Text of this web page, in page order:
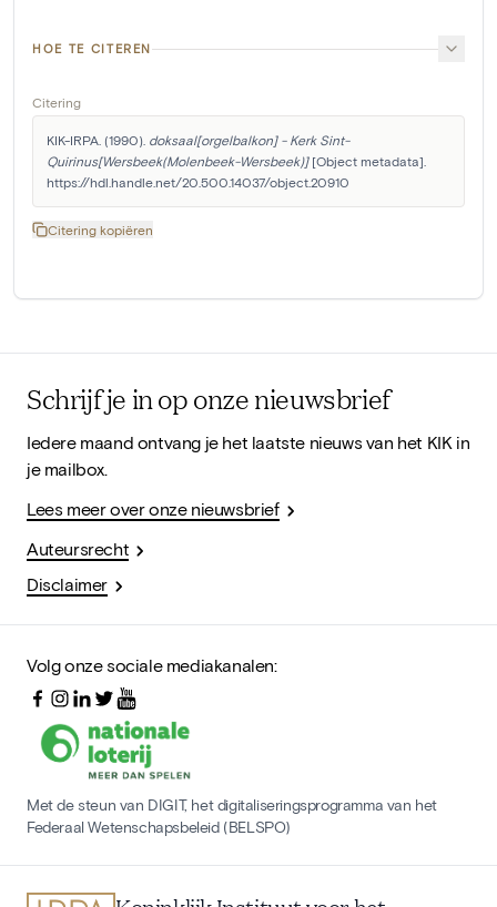
HOE TE CITEREN
Citering
KIK-IRPA. (1990). doksaal[orgelbalkon] - Kerk Sint-
Quirinus[Wersbeek(Molenbeek-Wersbeek)] [Object metadata].
https://hdl.handle.net/20.500.14037/object.20910
Citering kopiëren
Schrijf je in op onze nieuwsbrief
Iedere maand ontvang je het laatste nieuws van het KIK in
je mailbox.
Lees meer over onze nieuwsbrief
Auteursrecht
Disclaimer
Volg onze sociale mediakanalen:
Met de steun van DIGIT, het digitaliseringsprogramma van het
Federaal Wetenschapsbeleid (BELSPO)